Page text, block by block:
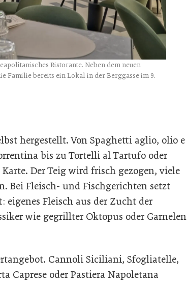
Ristorante. Neben dem neuen
Familie bereits ein Lokal in der Berggasse im 9.
hergestellt. Von Spaghetti aglio, olio e
bis zu Tortelli al Tartufo oder
Der Teig wird frisch gezogen, viele
Bei Fleisch- und Fischgerichten setzt
Fleisch aus der Zucht der
wie gegrillter Oktopus oder Garnelen
Cannoli Siciliani, Sfogliatelle,
Caprese oder Pastiera Napoletana